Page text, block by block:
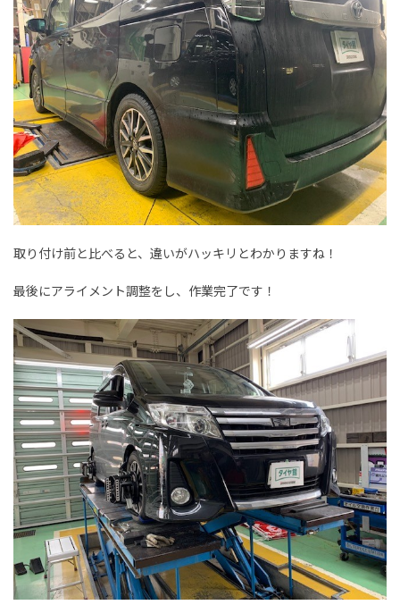
取り付け前と比べると、違いがハッキリとわかりますね！
最後にアライメント調整をし、作業完了です！